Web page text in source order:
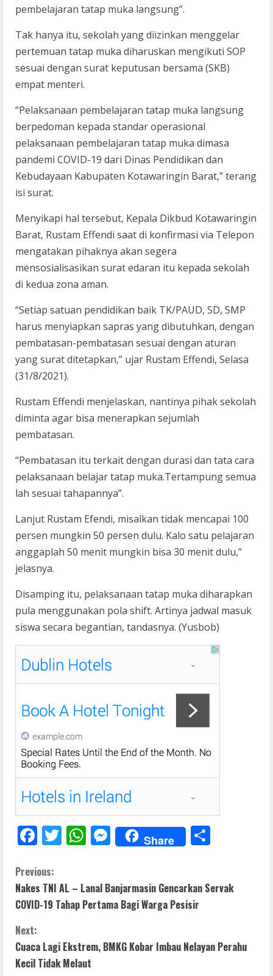
pembelajaran tatap muka langsung”.
Tak hanya itu, sekolah yang diizinkan menggelar
pertemuan tatap muka diharuskan mengikuti SOP
sesuai dengan surat keputusan bersama (SKB)
empat menteri.
“Pelaksanaan pembelajaran tatap muka langsung
berpedoman kepada standar operasional
pelaksanaan pembelajaran tatap muka dimasa
pandemi COVID-19 dari Dinas Pendidikan dan
Kebudayaan Kabupaten Kotawaringin Barat,” terang
isi surat.
Menyikapi hal tersebut, Kepala Dikbud Kotawaringin
Barat, Rustam Effendi saat di konfirmasi via Telepon
mengatakan pihaknya akan segera
mensosialisasikan surat edaran itu kepada sekolah
di kedua zona aman.
“Setiap satuan pendidikan baik TK/PAUD, SD, SMP
harus menyiapkan sapras yang dibutuhkan, dengan
pembatasan-pembatasan sesuai dengan aturan
yang surat ditetapkan,” ujar Rustam Effendi, Selasa
(31/8/2021).
Rustam Effendi menjelaskan, nantinya pihak sekolah
diminta agar bisa menerapkan sejumlah
pembatasan.
“Pembatasan itu terkait dengan durasi dan tata cara
pelaksanaan belajar tatap muka.Tertampung semua
lah sesuai tahapannya”.
Lanjut Rustam Efendi, misalkan tidak mencapai 100
persen mungkin 50 persen dulu. Kalo satu pelajaran
anggaplah 50 menit mungkin bisa 30 menit dulu,”
jelasnya.
Disamping itu, pelaksanaan tatap muka diharapkan
pula menggunakan pola shift. Artinya jadwal masuk
siswa secara begantian, tandasnya. (Yusbob)
F
e
b
o
k
T
er
W
s
A
p
M
e
e
n
er
Share
e
C
o
n
t
Previous:
Nakes TNI AL – Lanal Banjarmasin Gencarkan Servak
COVID-19 Tahap Pertama Bagi Warga Pesisir
Next:
Cuaca Lagi Ekstrem, BMKG Kobar Imbau Nelayan Perahu
Kecil Tidak Melaut